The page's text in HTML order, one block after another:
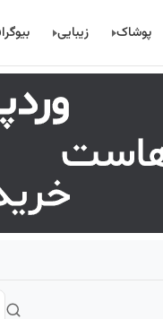
پوشاک زیبایی